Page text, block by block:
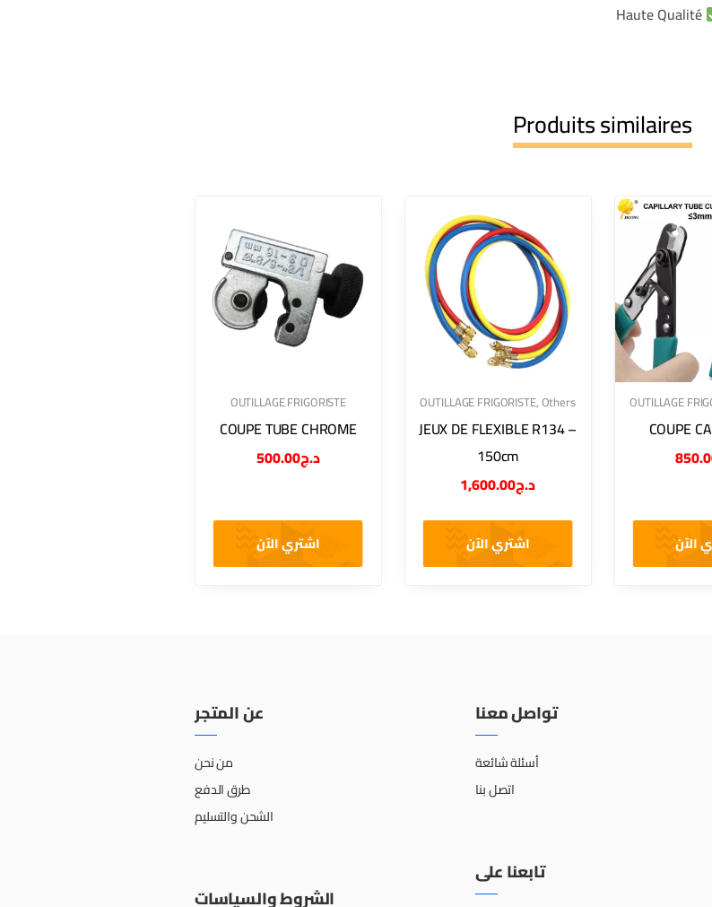
Haute Qualité
Produits similaires
OUTILLAGE FRIGORISTE
COUPE TUBE CHROME
د.ج500.00
اشتري الآن
OUTILLAGE FRIGORISTE,Others
JEUX DE FLEXIBLE R134 –
150cm
د.ج1,600.00
اشتري الآن
OUTILLAGE
COUPE
الآن
عن المتجر
من نحن
طرق الدفع
الشحن والتسليم
الشروط والسياسات
تواصل معنا
أسئلة شائعة
اتصل بنا
تابعنا على